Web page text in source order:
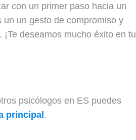
con un primer paso hacia un
un un gesto de compromiso y
deseamos mucho éxito en tu
psicólogos en ES puedes
principal.